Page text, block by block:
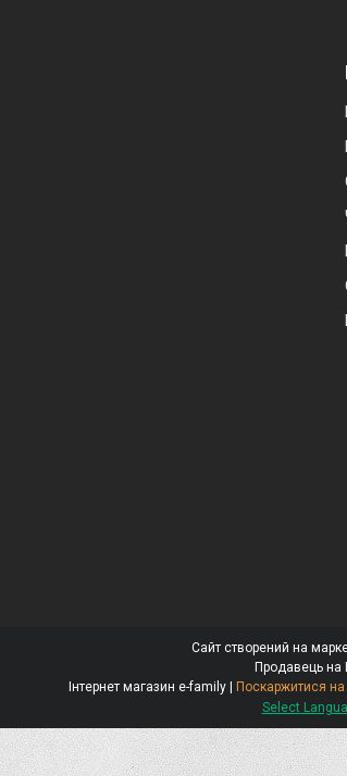
Сайт створений на
Продавець на
Інтернет магазин e-family | Поскаржитися на
Select